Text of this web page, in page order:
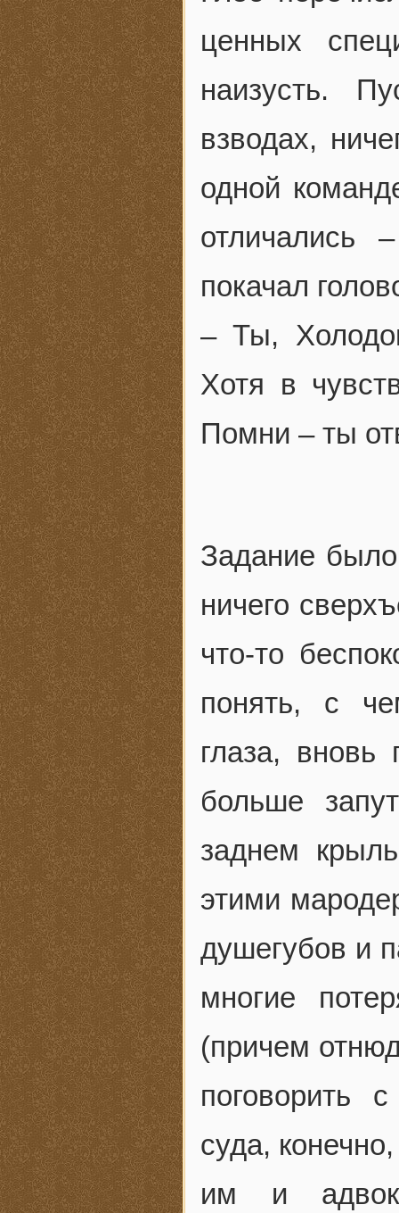
ценных
наизусть.
взводах,
одной
отличались
покачал
– Ты,
Хотя в
Помни – ты
Задание
ничего
что-то
понять, с
глаза,
больше
заднем
этими
душегубов и
многие
(причем
поговорить
суда,
им и